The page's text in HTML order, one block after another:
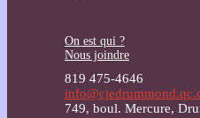
On est qui ?
Nous joindre
819 475-4646
749, boul. Mercure,